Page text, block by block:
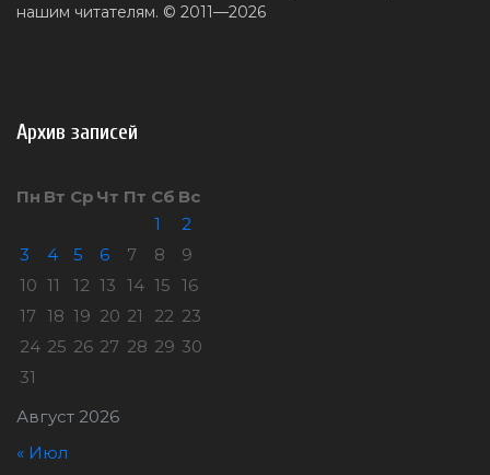
нашим читателям. © 2011—2026
Архив записей
Август 2026
Пн Вт Ср Чт Пт Сб Вс
1
2
3
4 5 6 7 8
9
10 11 12 13 14 15 16
17 18 19 20 21 22 23
24 25 26 27 28 29 30
31
« Июл